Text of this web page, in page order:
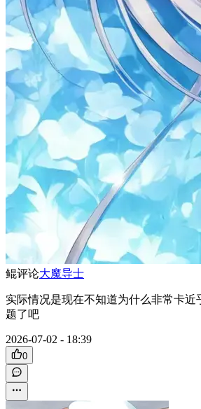
鲲评论大魔导士
实际情况是现在不知道为什么非常卡近
题了吧
2026-07-02 - 18:39
0